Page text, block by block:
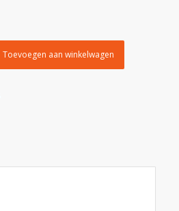
Toevoegen aan winkelwagen